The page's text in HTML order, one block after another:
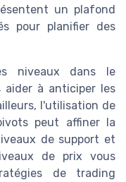
un plafond
pour planifier des
niveaux dans le
aider à anticiper les
l'utilisation de
peut affiner la
de support et
de prix vous
de trading